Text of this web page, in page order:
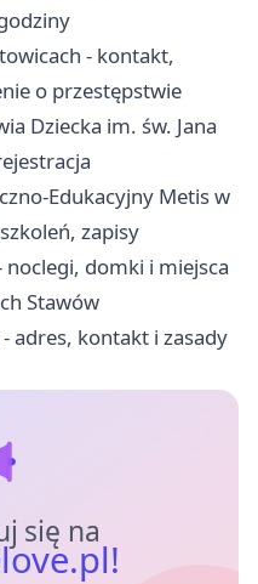
- kontakt,
o przestępstwie
Dziecka im. św. Jana
Edukacyjny Metis w
zapisy
domki i miejsca
Stawów
adres, kontakt i zasady
się na